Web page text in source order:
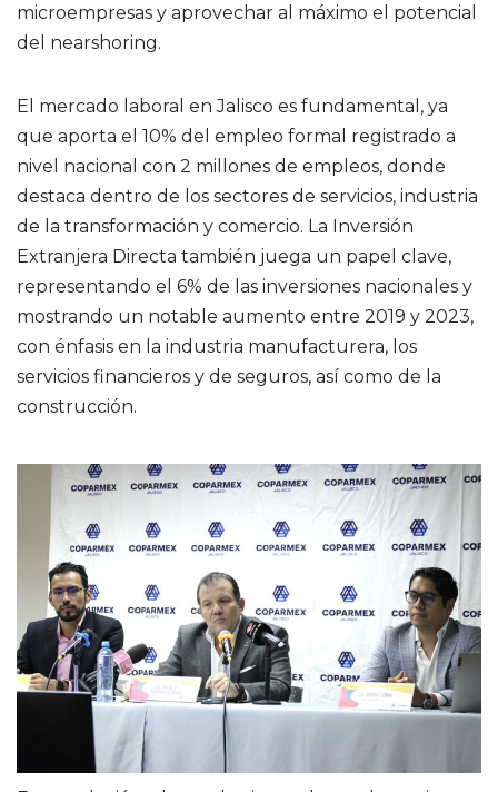
microempresas y aprovechar al máximo el potencial
del nearshoring.
El mercado laboral en Jalisco es fundamental, ya
que aporta el 10% del empleo formal registrado a
nivel nacional con 2 millones de empleos, donde
destaca dentro de los sectores de servicios, industria
de la transformación y comercio. La Inversión
Extranjera Directa también juega un papel clave,
representando el 6% de las inversiones nacionales y
mostrando un notable aumento entre 2019 y 2023,
con énfasis en la industria manufacturera, los
servicios financieros y de seguros, así como de la
construcción.